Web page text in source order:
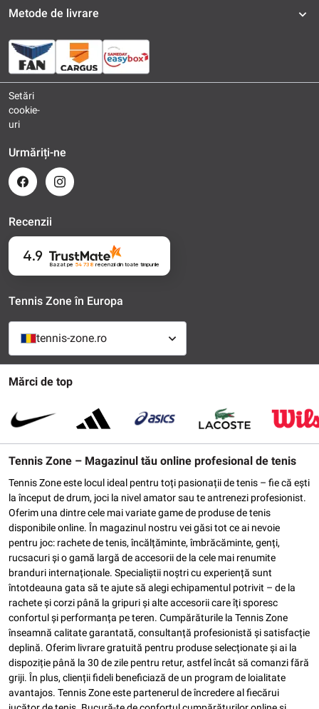
Mărci de top
Tennis Zone – Magazinul tău online profesional de tenis
Tennis Zone este locul ideal pentru toți pasionații de tenis – fie că ești
la început de drum, joci la nivel amator sau te antrenezi profesionist.
Oferim una dintre cele mai variate game de produse de tenis
disponibile online. În magazinul nostru vei găsi tot ce ai nevoie
pentru joc: rachete de tenis, încălțăminte, îmbrăcăminte, genți,
rucsacuri și o gamă largă de accesorii de la cele mai renumite
branduri internaționale. Specialiștii noștri cu experiență sunt
întotdeauna gata să te ajute să alegi echipamentul potrivit – de la
rachete și corzi până la gripuri și alte accesorii care îți sporesc
confortul și performanța pe teren. Cumpărăturile la Tennis Zone
înseamnă calitate garantată, consultanță profesionistă și satisfacție
deplină. Oferim livrare gratuită pentru produse selecționate și ai la
dispoziție până la 30 de zile pentru retur, astfel încât să comanzi fără
griji. În plus, clienții fideli beneficiază de un program de loialitate
avantajos. Tennis Zone este partenerul de încredere al fiecărui
Metode de livrare
Setări
cookie-
uri
Urmăriți-ne
Recenzii
4.9
Bazat pe 54 738 recenziidin toate timpurile
Tennis Zone în Europa
tennis-zone.ro